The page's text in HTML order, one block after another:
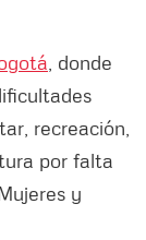
, donde
recreación,
por falta
y